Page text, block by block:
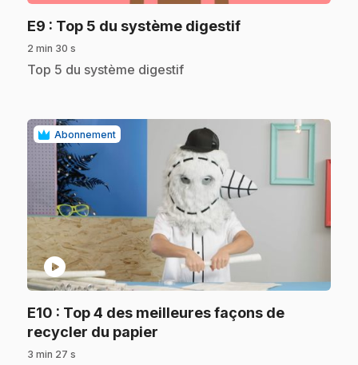
E9 : Top 5 du système digestif.
2 min 30 s
.Top 5 du système digestif
Abonnement
play_circle
E10 : Top 4 des meilleures façons de
recycler du papier
3 min 27 s